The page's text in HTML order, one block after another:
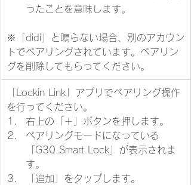
ったことを意味します。
※「didi」と鳴らない場合、別のアカウン
トでペアリングされています。ペアリン
グを削除してもらってください。
「Lockin Link」アプリでペアリング操作
を行ってください。
右上の「＋」ボタンを押します。
ペアリングモードになっている
「G30 Smart Lock」が表示されま
す。
「追加」をタップします。